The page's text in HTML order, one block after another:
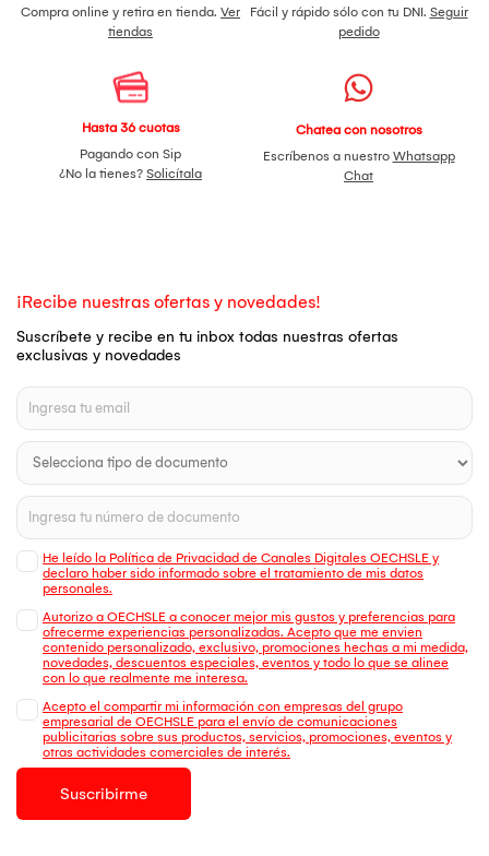
Compra online y retira en tienda. Ver
tiendas
Fácil y rápido sólo con tu DNI. Seguir
pedido
Hasta 36 cuotas
Pagando con Sip
¿No la tienes? Solicítala
Chatea con nosotros
Escríbenos a nuestro Whatsapp
Chat
¡Recibe nuestras ofertas y novedades!
Suscríbete y recibe en tu inbox todas nuestras ofertas
exclusivas y novedades
He leído la Política de Privacidad de Canales Digitales OECHSLE y
declaro haber sido informado sobre el tratamiento de mis datos
personales.
Autorizo a OECHSLE a conocer mejor mis gustos y preferencias para
ofrecerme experiencias personalizadas. Acepto que me envien
contenido personalizado, exclusivo, promociones hechas a mi medida,
novedades, descuentos especiales, eventos y todo lo que se alinee
con lo que realmente me interesa.
Acepto el compartir mi información con empresas del grupo
empresarial de OECHSLE para el envío de comunicaciones
publicitarias sobre sus productos, servicios, promociones, eventos y
otras actividades comerciales de interés.
Suscribirme